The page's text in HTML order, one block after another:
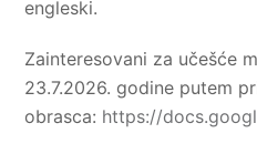
engleski.
Zainteresovani za učešće
23.7.2026. godine putem
obrasca: https://